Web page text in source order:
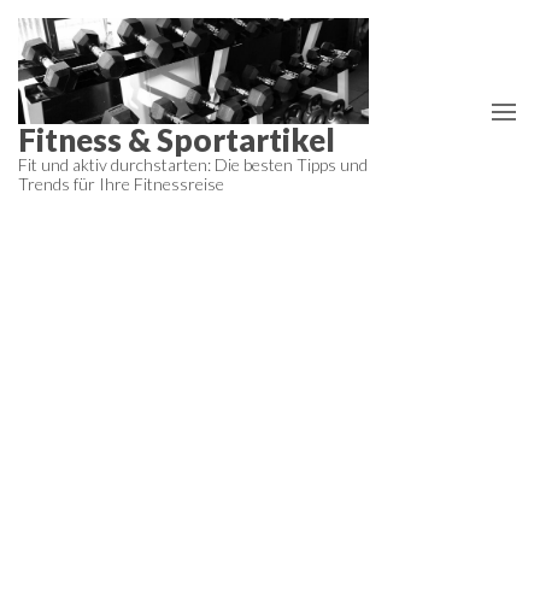
Zum
Inhalt
springen
Fitness & Sportartikel
Fit und aktiv durchstarten: Die besten Tipps und
Trends für Ihre Fitnessreise